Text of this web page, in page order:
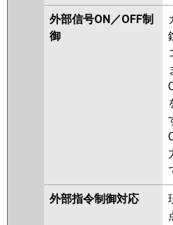
外部信号ON／OFF制
御
外部指令制御対応